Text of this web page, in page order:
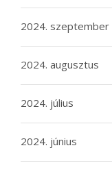
2024. szeptember
2024. augusztus
2024. július
2024. június